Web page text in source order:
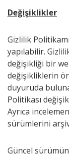
Değişiklikler
Gizlilik
yapılabilir.
değişikliği bir
değişikliklerin
duyuruda
Politikası
Ayrıca
sürümlerini
Güncel